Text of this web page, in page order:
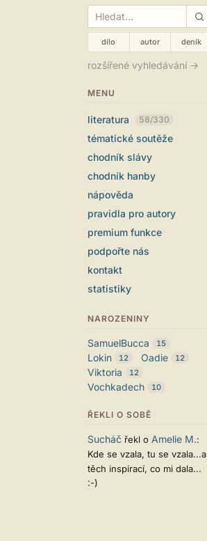
dílo autor deník
rozšířené vyhledávání →
MENU
literatura 58/330
tématické soutěže
chodník slávy
chodník hanby
nápověda
pravidla pro autory
premium funkce
podpořte nás
kontakt
statistiky
NAROZENINY
SamuelBucca 15
Lokin 12 Oadie 12
Viktoria 12
Vochkadech 10
ŘEKLI O SOBĚ
Sucháč řekl o Amelie M.:
Kde se vzala, tu se vzala...a
těch inspirací, co mi dala...
:-)